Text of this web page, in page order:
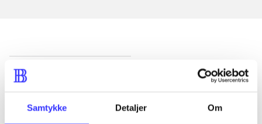
Samtykke Detaljer Om
Artikler